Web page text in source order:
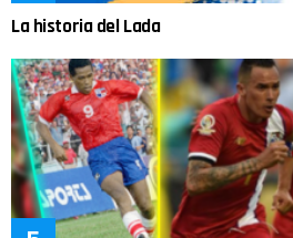
La historia del Lada